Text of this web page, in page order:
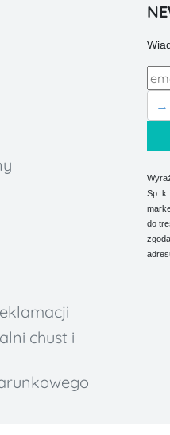
chust i
→
Sp.
do